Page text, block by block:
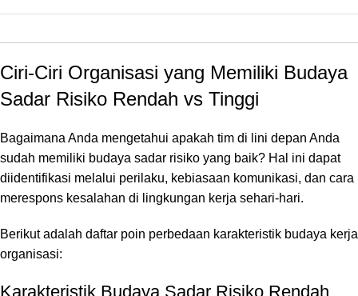
Ciri-Ciri Organisasi yang Memiliki Budaya
Sadar Risiko Rendah vs Tinggi
Bagaimana Anda mengetahui apakah tim di lini depan Anda
sudah memiliki budaya sadar risiko yang baik? Hal ini dapat
diidentifikasi melalui perilaku, kebiasaan komunikasi, dan cara
merespons kesalahan di lingkungan kerja sehari-hari.
Berikut adalah daftar poin perbedaan karakteristik budaya kerja
organisasi:
Karakteristik Budaya Sadar Risiko Rendah